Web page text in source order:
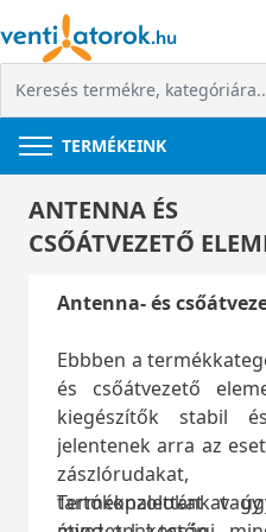
TERMÉKEINK
ANTENNA ÉS
CSŐÁTVEZETŐ
Antenna- és
Ebbben a
és csőátvezető
kiegészítők stabil
jelentenek arra az
zászlórudakat,
tartókonzolokat
Termékpalettánkat